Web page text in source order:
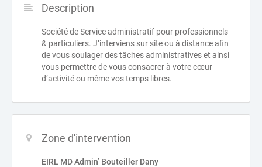
Description
Société de Service administratif pour professionnels
& particuliers. J’interviens sur site ou à distance afin
de vous soulager des tâches administratives et ainsi
vous permettre de vous consacrer à votre cœur
d’activité ou même vos temps libres.
Zone d'intervention
EIRL MD Admin’ Bouteiller Dany